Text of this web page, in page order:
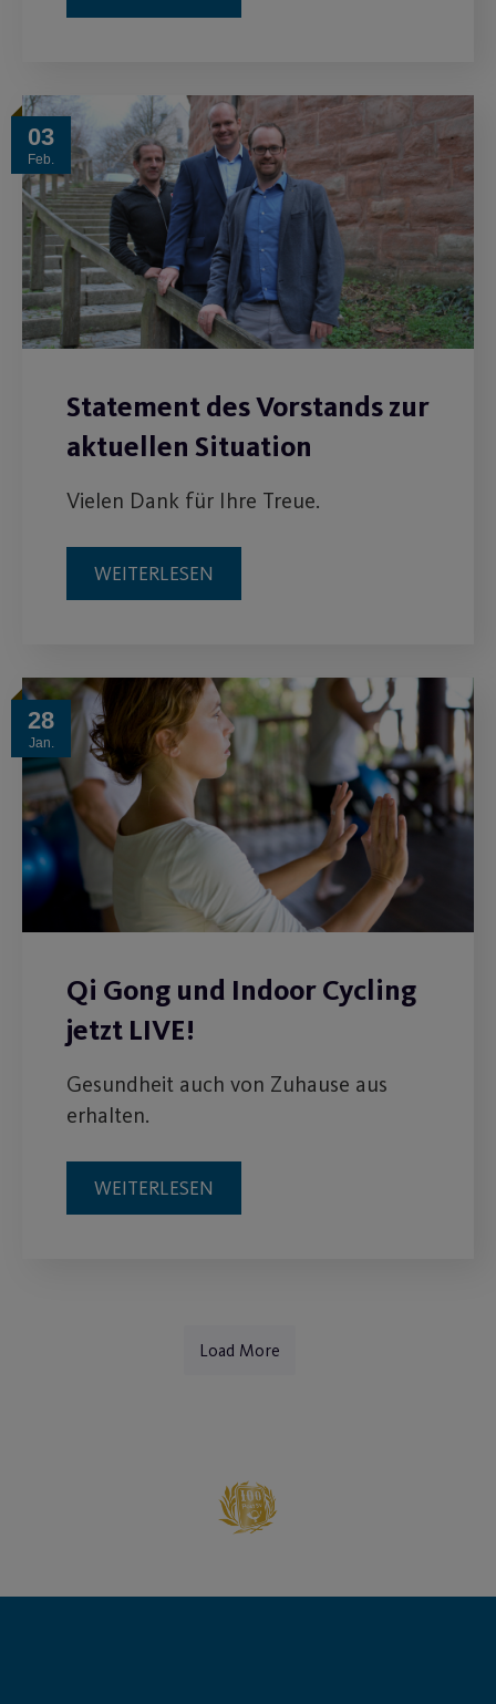
03
Feb.
Statement des Vorstands zur
aktuellen Situation
Vielen Dank für Ihre Treue.
WEITERLESEN
28
Jan.
Qi Gong und Indoor Cycling
jetzt LIVE!
Gesundheit auch von Zuhause aus
erhalten.
WEITERLESEN
Load More